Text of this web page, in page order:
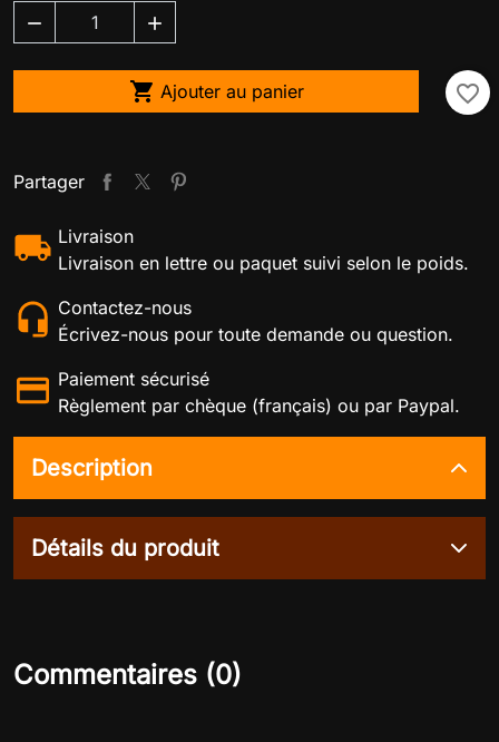
 
 Ajouter au panier favorite_border
Partager
Livraison
Livraison en lettre ou paquet suivi selon le poids.
Contactez-nous
Écrivez-nous pour toute demande ou question.
Paiement sécurisé
Règlement par chèque (français) ou par Paypal.
Description
Détails du produit
Commentaires (0)